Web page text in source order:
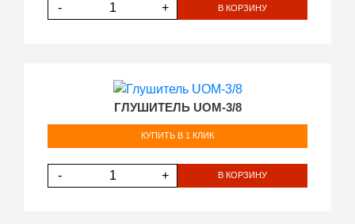
- + В КОРЗИНУ
ГЛУШИТЕЛЬ UOM-3/8
КУПИТЬ В 1 КЛИК
- + В КОРЗИНУ